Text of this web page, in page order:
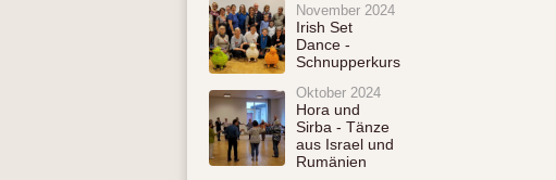
November 2024
Irish Set
Dance -
Schnupperkurs
Oktober 2024
Hora und
Sirba - Tänze
aus Israel und
Rumänien